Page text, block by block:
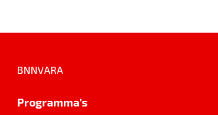
BNNVARA
Programma's